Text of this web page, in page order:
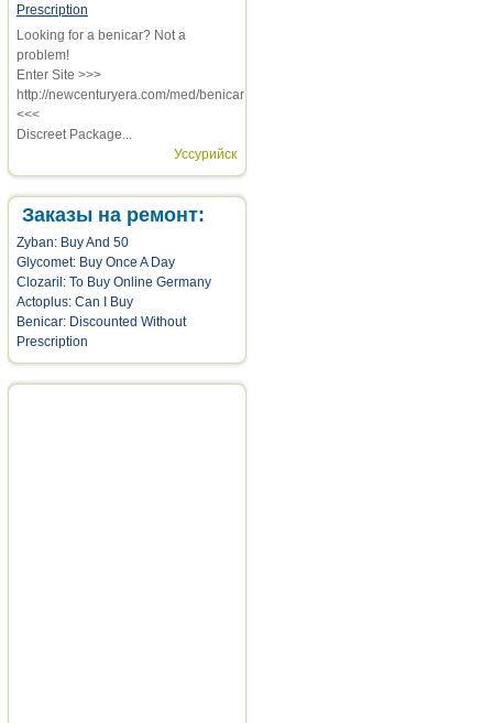
Prescription
Looking for a benicar? Not a
problem!
Enter Site >>>
http://newcenturyera.com/med/benicar
<<<
Discreet Package...
Уссурийск
Заказы на ремонт:
Zyban: Buy And 50
Glycomet: Buy Once A Day
Clozaril: To Buy Online Germany
Actoplus: Can I Buy
Benicar: Discounted Without
Prescription